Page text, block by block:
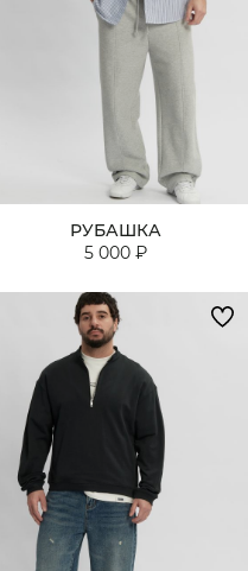
РУБАШКА
5 000 ₽